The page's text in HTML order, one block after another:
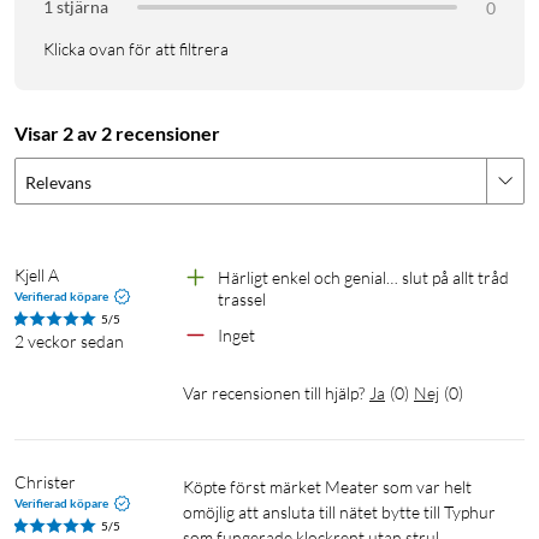
även nära hög värme. Efter användning kan de IPX8-klassade
Specifikationer
Sensortyp: 5 för kärntemperatur och 1 för
omgivningstemperatur
Noggrannhet: ±0,3 °C
Värmetålighet sonder: Upp till 400 °C
Appstöd: Typhur-appen
Display: TFT-skärm på basstationen
Vattentålighet sonder: IPX8
Rengöring sonder: Tål maskindisk
1 stjärna
0
Klicka ovan för att filtrera
Visar 2 av 2 recensioner
Relevans
Kjell A
Verifierad köpare
5/5
2 veckor sedan
Härligt enkel och genial… slut på allt tråd
trassel
Inget
Var recensionen till hjälp? Ja (0) Nej (0)
Christer
Verifierad köpare
5/5
Köpte först märket Meater som var helt
omöjlig att ansluta till nätet bytte till Typhur